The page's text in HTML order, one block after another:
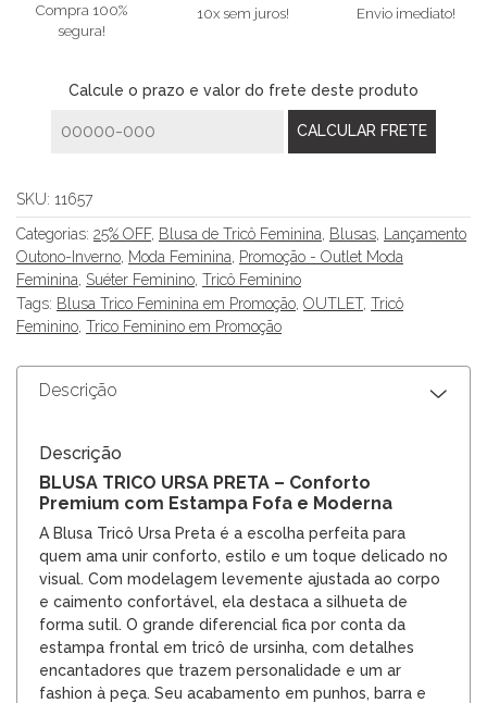
Compra 100%
segura!
10x sem juros! Envio imediato!
Calcule o prazo e valor do frete deste produto
SKU: 11657
Categorias: 25% OFF, Blusa de Tricô Feminina, Blusas, Lançamento
Outono-Inverno, Moda Feminina, Promoção - Outlet Moda
Feminina, Suéter Feminino, Tricô Feminino
Tags: Blusa Trico Feminina em Promoção, OUTLET, Tricô
Feminino, Trico Feminino em Promoção
Descrição
Descrição
BLUSA TRICO URSA PRETA – Conforto
Premium com Estampa Fofa e Moderna
A Blusa Tricô Ursa Preta é a escolha perfeita para
quem ama unir conforto, estilo e um toque delicado no
visual. Com modelagem levemente ajustada ao corpo
e caimento confortável, ela destaca a silhueta de
forma sutil. O grande diferencial fica por conta da
estampa frontal em tricô de ursinha, com detalhes
encantadores que trazem personalidade e um ar
fashion à peça. Seu acabamento em punhos, barra e